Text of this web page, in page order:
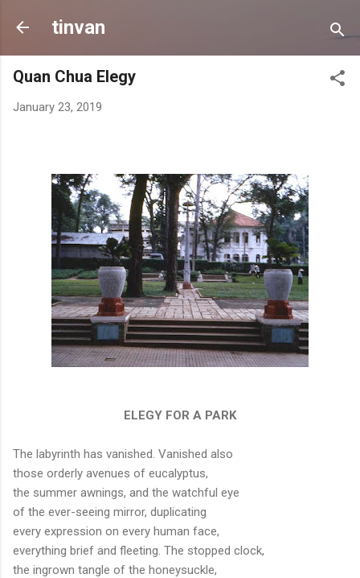
tinvan
Quan Chua Elegy
January 23, 2019
ELEGY FOR A PARK
The labyrinth has vanished. Vanished also
those orderly avenues of eucalyptus,
the summer awnings, and the watchful eye
of the ever-seeing mirror, duplicating
every expression on every human face,
everything brief and fleeting. The stopped clock,
the ingrown tangle of the honeysuckle,